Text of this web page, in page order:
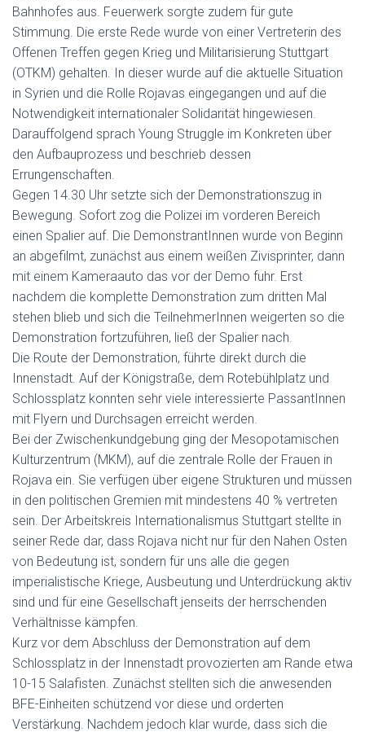
Bahnhofes aus. Feuerwerk sorgte zudem für gute
Stimmung. Die erste Rede wurde von einer Vertreterin des
Offenen Treffen gegen Krieg und Militarisierung Stuttgart
(OTKM) gehalten. In dieser wurde auf die aktuelle Situation
in Syrien und die Rolle Rojavas eingegangen und auf die
Notwendigkeit internationaler Solidarität hingewiesen.
Darauffolgend sprach Young Struggle im Konkreten über
den Aufbauprozess und beschrieb dessen
Errungenschaften.
Gegen 14.30 Uhr setzte sich der Demonstrationszug in
Bewegung. Sofort zog die Polizei im vorderen Bereich
einen Spalier auf. Die DemonstrantInnen wurde von Beginn
an abgefilmt, zunächst aus einem weißen Zivisprinter, dann
mit einem Kameraauto das vor der Demo fuhr. Erst
nachdem die komplette Demonstration zum dritten Mal
stehen blieb und sich die TeilnehmerInnen weigerten so die
Demonstration fortzuführen, ließ der Spalier nach.
Die Route der Demonstration, führte direkt durch die
Innenstadt. Auf der Königstraße, dem Rotebühlplatz und
Schlossplatz konnten sehr viele interessierte PassantInnen
mit Flyern und Durchsagen erreicht werden.
Bei der Zwischenkundgebung ging der Mesopotamischen
Kulturzentrum (MKM), auf die zentrale Rolle der Frauen in
Rojava ein. Sie verfügen über eigene Strukturen und müssen
in den politischen Gremien mit mindestens 40 % vertreten
sein. Der Arbeitskreis Internationalismus Stuttgart stellte in
seiner Rede dar, dass Rojava nicht nur für den Nahen Osten
von Bedeutung ist, sondern für uns alle die gegen
imperialistische Kriege, Ausbeutung und Unterdrückung aktiv
sind und für eine Gesellschaft jenseits der herrschenden
Verhältnisse kämpfen.
Kurz vor dem Abschluss der Demonstration auf dem
Schlossplatz in der Innenstadt provozierten am Rande etwa
10-15 Salafisten. Zunächst stellten sich die anwesenden
BFE-Einheiten schützend vor diese und orderten
Verstärkung. Nachdem jedoch klar wurde, dass sich die